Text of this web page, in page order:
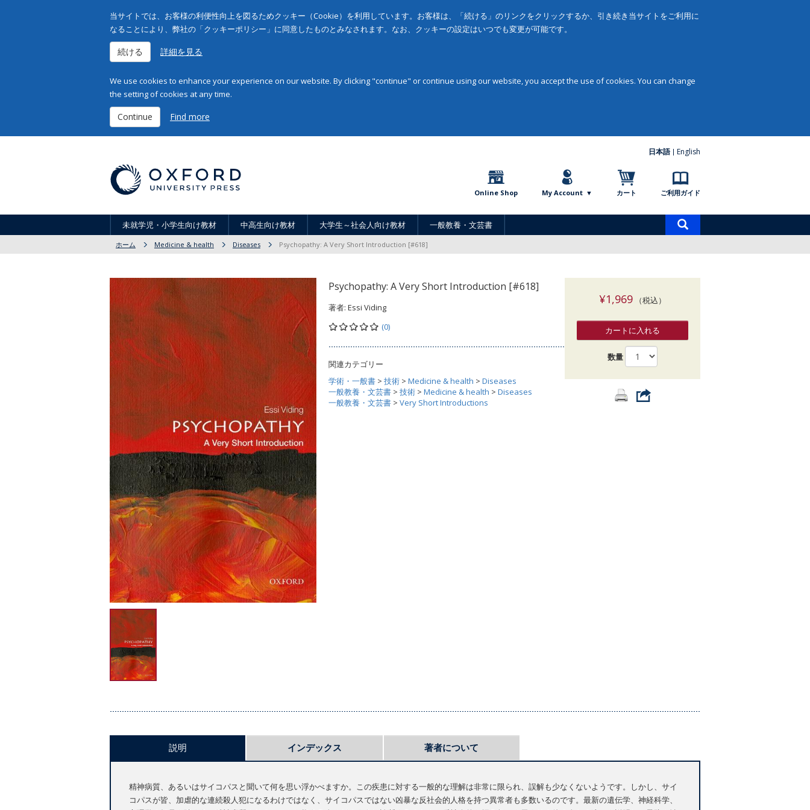
当サイトでは、お客様の利便性向上を図るためクッキー（Cookie）を利用しています。お客様は、「続ける」のリンクをクリックするか、引き続き当サイトをご利用に
なることにより、弊社の「クッキーポリシー」に同意したものとみなされます。なお、クッキーの設定はいつでも変更が可能です。
続ける 詳細を見る
We use cookies to enhance your experience on our website. By clicking "continue" or continue using our website, you accept the use of cookies. You can change
the setting of cookies at any time.
Continue Find more
日本語 English
Online Shop My Account カート ご利用ガイド
未就学児・小学生向け教材 中高生向け教材 大学生～社会人向け教材 一般教養・文芸書
索
ホーム Medicine & health Diseases Psychopathy: A Very Short Introduction [#618]
Psychopathy: A Very Short Introduction [#618]
著者: Essi Viding
(0)
関連カテゴリー
学術・一般書 > 技術 > Medicine & health > Diseases
一般教養・文芸書 > 技術 > Medicine & health > Diseases
一般教養・文芸書 > Very Short Introductions
¥1,969（税込）
カートに入れる
数量
説明 インデックス 著者について
精神病質、あるいはサイコパスと聞いて何を思い浮かべますか。この疾患に対する一般的な理解は非常に限られ、誤解も少なくないようです。しかし、サイ
コパスが皆、加虐的な連続殺人犯になるわけではなく、サイコパスではない凶暴な反社会的人格を持つ異常者も多数いるのです。最新の遺伝学、神経科学、